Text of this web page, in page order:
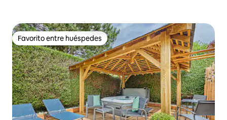
Favorito entre huéspedes
Favorito entre huéspedes